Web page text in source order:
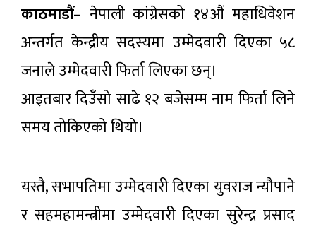
काठमाडौं– नेपाली कांग्रेसको १४औं महाधिवेशन
अन्तर्गत केन्द्रीय सदस्यमा उम्मेदवारी दिएका ५८
जनाले उम्मेदवारी फिर्ता लिएका छन्।
आइतबार दिउँसो साढे १२ बजेसम्म नाम फिर्ता लिने
समय तोकिएको थियो।
यस्तै, सभापतिमा उम्मेदवारी दिएका युवराज न्यौपाने
र सहमहामन्त्रीमा उम्मेदवारी दिएका सुरेन्द्र प्रसाद